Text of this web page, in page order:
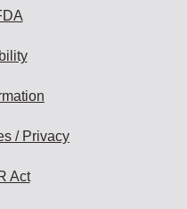
/ Privacy
Act